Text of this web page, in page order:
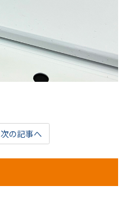
次の記事へ